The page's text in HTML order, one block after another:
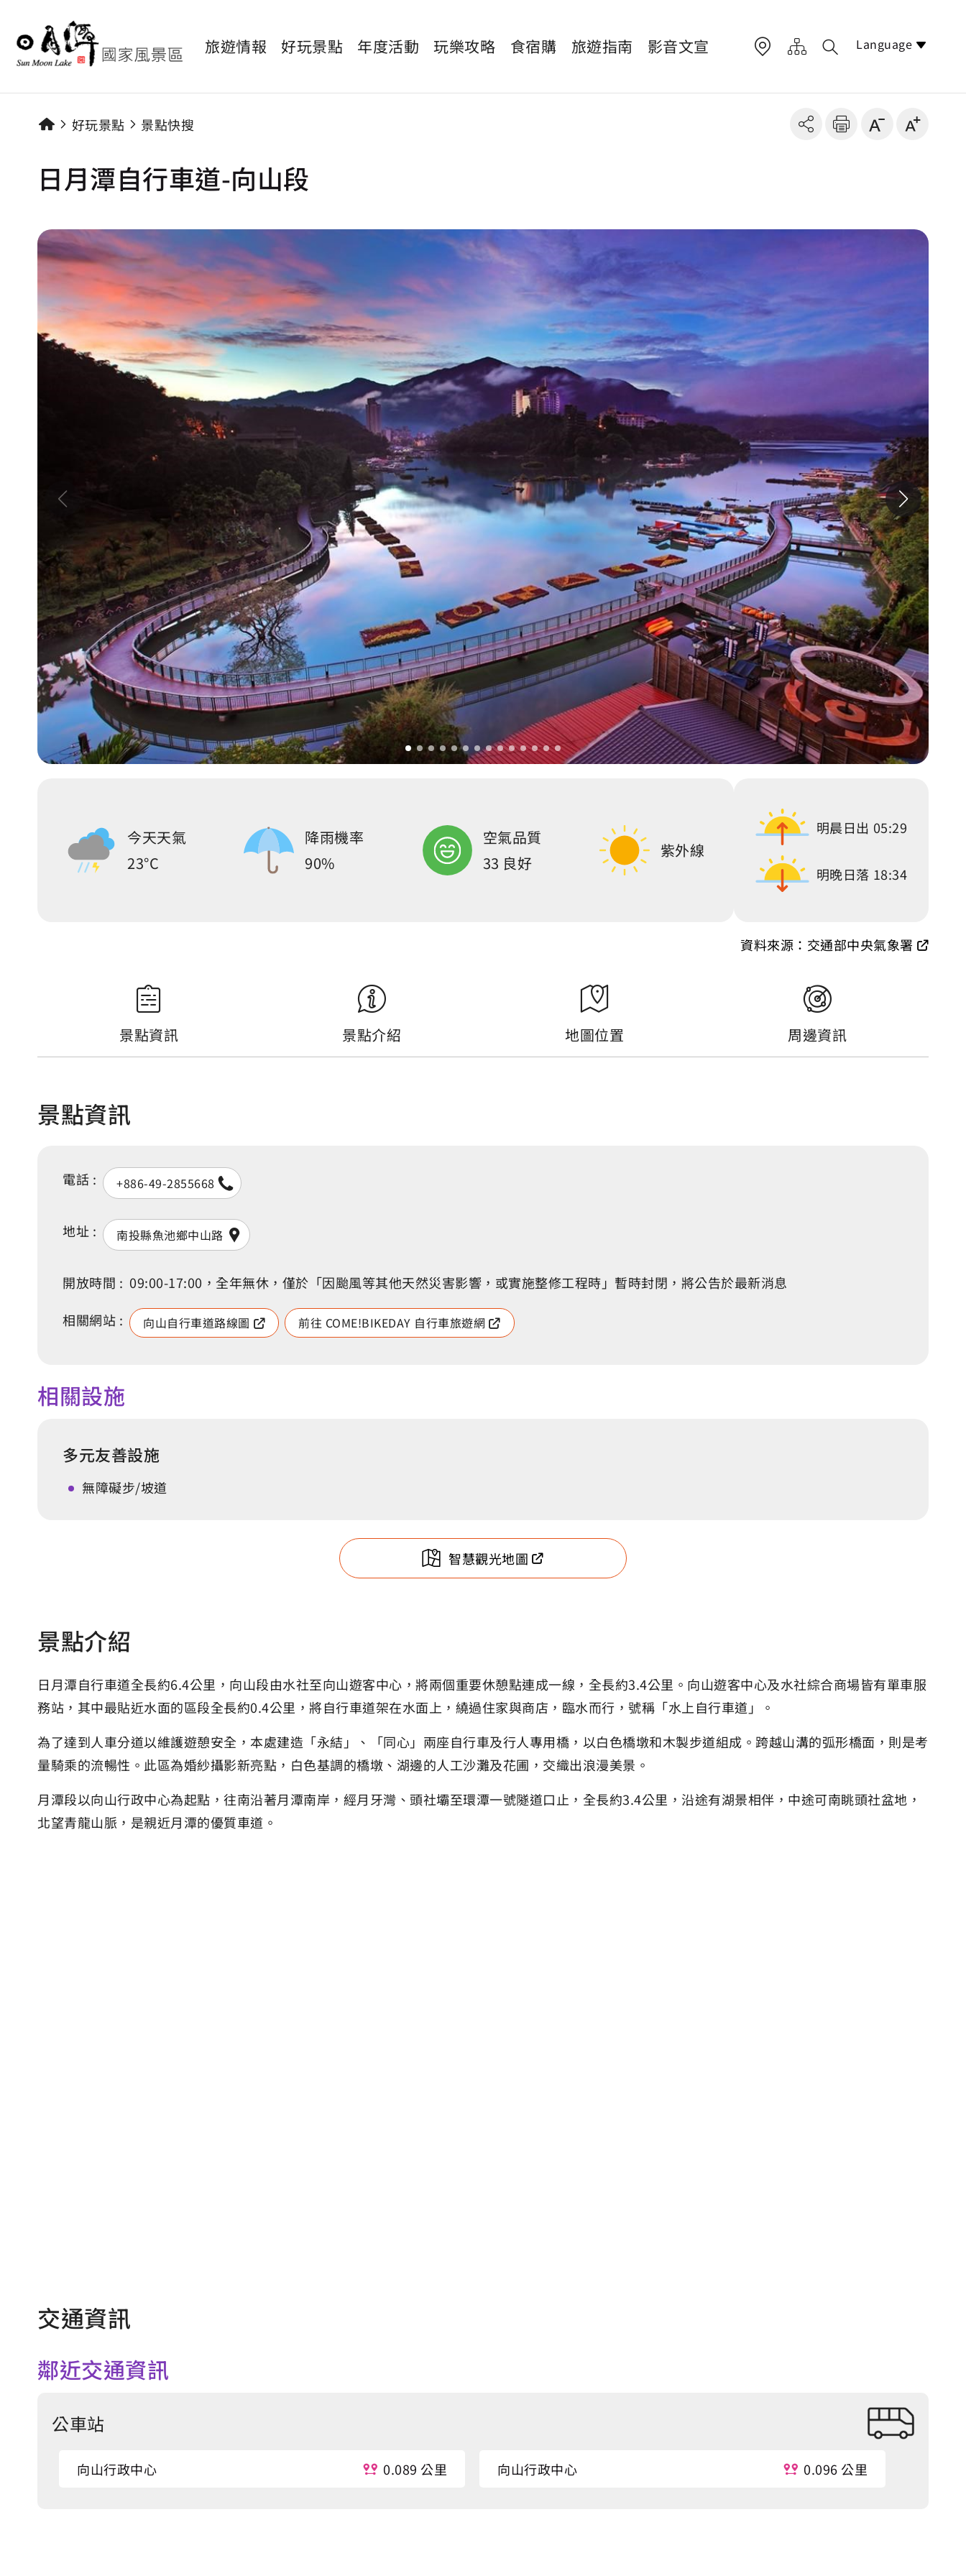
旅遊情報 好玩景點 年度活動 玩樂攻略 食宿購 旅遊指南 影音文宣 Language
好玩景點 景點快搜
日月潭自行車道-向山段
今天天氣
23°C
降雨機率
90%
空氣品質
33 良好
紫外線
明晨日出 05:29
明晚日落 18:34
資料來源：交通部中央氣象署
景點資訊 景點介紹 地圖位置 周邊資訊
景點資訊
電話 : +886-49-2855668
地址 : 南投縣魚池鄉中山路
開放時間 : 09:00-17:00，全年無休，僅於「因颱風等其他天然災害影響，或實施整修工程時」暫時封閉，將公告於最新消息
相關網站 :
向山自行車道路線圖 前往 COME!BIKEDAY 自行車旅遊網
相關設施
多元友善設施
無障礙步/坡道
智慧觀光地圖
景點介紹
日月潭自行車道全長約6.4公里，向山段由水社至向山遊客中心，將兩個重要休憩點連成一線，全長約3.4公里。向山遊客中心及水社綜合商場皆有單車服
務站，其中最貼近水面的區段全長約0.4公里，將自行車道架在水面上，繞過住家與商店，臨水而行，號稱「水上自行車道」。
為了達到人車分道以維護遊憩安全，本處建造「永結」、「同心」兩座自行車及行人專用橋，以白色橋墩和木製步道組成。跨越山溝的弧形橋面，則是考
量騎乘的流暢性。此區為婚紗攝影新亮點，白色基調的橋墩、湖邊的人工沙灘及花圃，交織出浪漫美景。
月潭段以向山行政中心為起點，往南沿著月潭南岸，經月牙灣、頭社壩至環潭一號隧道口止，全長約3.4公里，沿途有湖景相伴，中途可南眺頭社盆地，
北望青龍山脈，是親近月潭的優質車道。
交通資訊
鄰近交通資訊
公車站
向山行政中心 0.089 公里 向山行政中心 0.096 公里